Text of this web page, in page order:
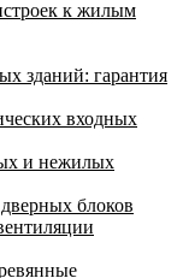
к жилым
зданий: гарантия
входных
и нежилых
блоков